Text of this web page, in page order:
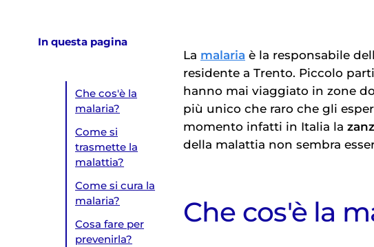
In questa pagina
Che cos'è la
malaria?
Come si
trasmette la
malattia?
Come si cura la
malaria?
Cosa fare per
prevenirla?
La malaria è la responsabile
residente a Trento. Piccolo
hanno mai viaggiato in zone
più unico che raro che gli
momento infatti in Italia la
della malattia non sembra
Che cos'è la